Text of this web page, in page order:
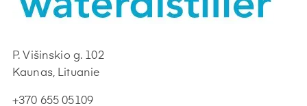
P. Višinskio g. 102
Kaunas, Lituanie
+370 655 05109